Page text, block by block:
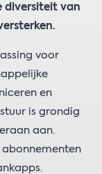
diversiteit van
voor
en
is grondig
aan.
abonnementen